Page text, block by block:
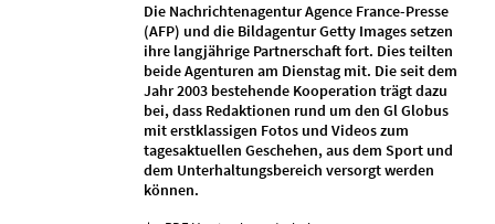
Die Nachrichtenagentur Agence France-Presse
(AFP) und die Bildagentur Getty Images setzen
ihre langjährige Partnerschaft fort. Dies teilten
beide Agenturen am Dienstag mit. Die seit dem
Jahr 2003 bestehende Kooperation trägt dazu
bei, dass Redaktionen rund um den Gl Globus
mit erstklassigen Fotos und Videos zum
tagesaktuellen Geschehen, aus dem Sport und
dem Unterhaltungsbereich versorgt werden
können.